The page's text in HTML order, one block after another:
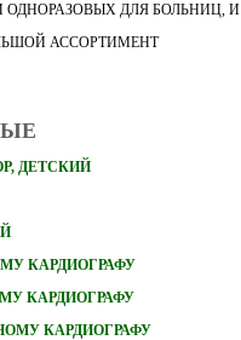
ДЛЯ БОЛЬНИЦ, И
АССОРТИМЕНТ
ДЕТСКИЙ
КАРДИОГРАФУ
КАРДИОГРАФУ
КАРДИОГРАФУ